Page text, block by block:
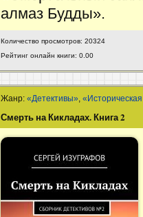
алмаз Будды».
Количество просмотров: 20324
Рейтинг онлайн книги: 0.00
Жанр:«Детективы»,
Смерть на Кикладах. Книга 2